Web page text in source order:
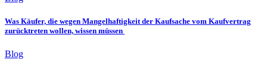
Was Käufer, die wegen Mangelhaftigkeit der Kaufsache vom Kaufvertrag
zurücktreten wollen, wissen müssen
Blog